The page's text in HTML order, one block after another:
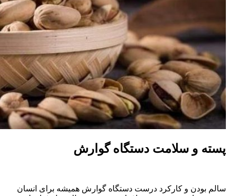
پسته و سلامت دستگاه گوارش
سالم بودن و کارکرد درست دستگاه گوارش همیشه برای انسان